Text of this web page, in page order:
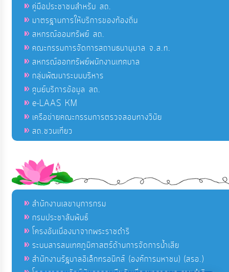
คู่มือประชาชนสำหรับ สถ.
มาตรฐานการให้บริการของท้องถิ่น
สหกรณ์ออมทรัพย์ สถ.
คณะกรรมการจัดการสถานธนานุบาล จ.ส.ท.
สหกรณ์ออกทรัพย์พนักงานเทศบาล
กลุ่มพัฒนาระบบบริหาร
ศูนย์บริการข้อมูล สถ.
e-LAAS KM
เครือข่ายคณะกรรมการตรวจสอบทางวินัย
สถ.ชวนเที่ยว
สำนักงานเลขานุการกรม
กรมประชาสัมพันธ์
โครงอันเนื่องมาจากพระราชดำริ
ระบบสารสนเทศภูมิศาสตร์ด้านการจัดการน้ำเสีย
สำนักงานรัฐบาลอิเล็กทรอนิกส์ (องค์การมหาชน) (สรอ.)